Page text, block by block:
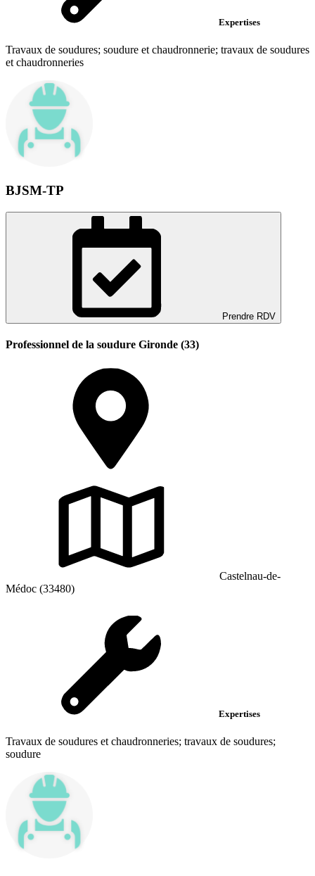
Expertises
Travaux de soudures; soudure et chaudronnerie; travaux de soudures
et chaudronneries
BJSM-TP
Prendre RDV
Professionnel de la soudure Gironde (33)
Castelnau-de-
Médoc (33480)
Expertises
Travaux de soudures et chaudronneries; travaux de soudures;
soudure